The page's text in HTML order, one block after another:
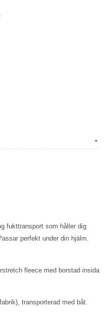
fukttransport som håller dig
perfekt under din hjälm.
fleece med borstad insida
transporterad med båt.